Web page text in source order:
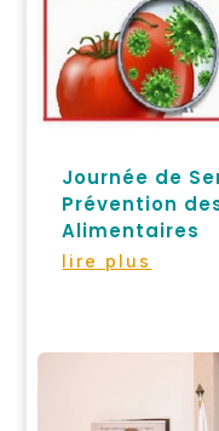
Journée de
Prévention
Alimentaires
lire plus